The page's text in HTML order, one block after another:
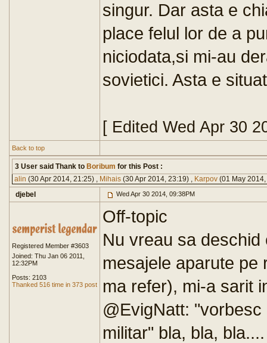
singur. Dar asta e
place felul lor de a
niciodata,si mi-au
sovietici. Asta e
[ Edited Wed Apr 30
Back to top
3 User said Thank to Boribum for this Post :
alin (30 Apr 2014, 21:25) , Mihais (30 Apr 2014, 23:19) , Karpov (01 May
djebel
Wed Apr 30 2014, 09:38PM
Registered Member #3603
Joined: Thu Jan 06 2011,
12:32PM
Posts: 2103
Thanked 516 time in 373 post
Off-topic
Nu vreau sa
mesajele aparute pe
ma refer), mi-a sarit
@EvigNatt:
militar" bla, bla,